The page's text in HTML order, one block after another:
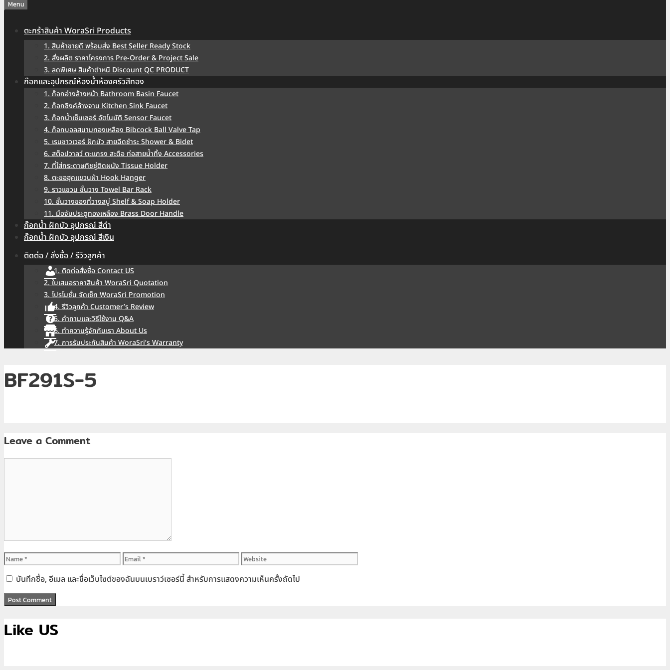
Menu
ตะกร้าสินค้า WoraSri Products
1. สินค้าขายดี พร้อมส่ง Best Seller Ready Stock
2. สั่งผลิต ราคาโครงการ Pre-Order & Project Sale
3. ลดพิเศษ สินค้าตำหนิ Discount QC PRODUCT
ก๊อกและอุปกรณ์ห้องน้ำห้องครัวสีทอง
1. ก๊อกอ่างล้างหน้า Bathroom Basin Faucet
2. ก๊อกซิงค์ล้างจาน Kitchen Sink Faucet
3. ก๊อกน้ำเซ็นเซอร์ อัตโนมัติ Sensor Faucet
4. ก๊อกบอลสนามทองเหลือง Bibcock Ball Valve Tap
5. เรนชาวเวอร์ ฝักบัว สายฉีดชำระ Shower & Bidet
6. สต็อปวาลว์ ตะแกรง สะดือ ท่อสายน้ำทิ้ง Accessories
7. ที่ใส่กระดาษทิชชู่ติดผนัง Tissue Holder
8. ตะขอฮุคแขวนผ้า Hook Hanger
9. ราวแขวน ชั้นวาง Towel Bar Rack
10. ชั้นวางของที่วางสบู่ Shelf & Soap Holder
11. มือจับประตูทองเหลือง Brass Door Handle
ก๊อกน้ำ ฝักบัว อุปกรณ์ สีดำ
ก๊อกน้ำ ฝักบัว อุปกรณ์ สีเงิน
ติดต่อ / สั่งซื้อ / รีวิวลูกค้า
1. ติดต่อสั่งซื้อ Contact US
2. ใบเสนอราคาสินค้า WoraSri Quotation
3. โปรโมชั่น จัดเซ็ท WoraSri Promotion
4. รีวิวลูกค้า Customer’s Review
5. คำถามและวิธีใช้งาน Q&A
6. ทำความรู้จักกับเรา About Us
7. การรับประกันสินค้า WoraSri’s Warranty
BF291S-5
Leave a Comment
Name Email
Website
บันทึกชื่อ, อีเมล และชื่อเว็บไซต์ของฉันบนเบราว์เซอร์นี้ สำหรับการแสดงความเห็นครั้งถัดไป
Like US